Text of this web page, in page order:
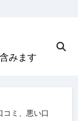
みます
コミ、悪い口